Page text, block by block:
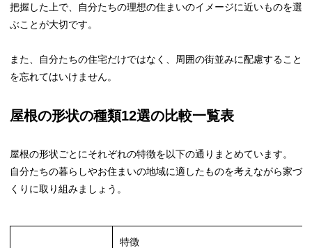
把握した上で、自分たちの理想の住まいのイメージに近いものを選
ぶことが大切です。
また、自分たちの住宅だけではなく、周囲の街並みに配慮すること
を忘れてはいけません。
屋根の形状の種類12選の比較一覧表
屋根の形状ごとにそれぞれの特徴を以下の通りまとめています。
自分たちの暮らしやお住まいの地域に適したものを考えながら家づ
くりに取り組みましょう。
特徴